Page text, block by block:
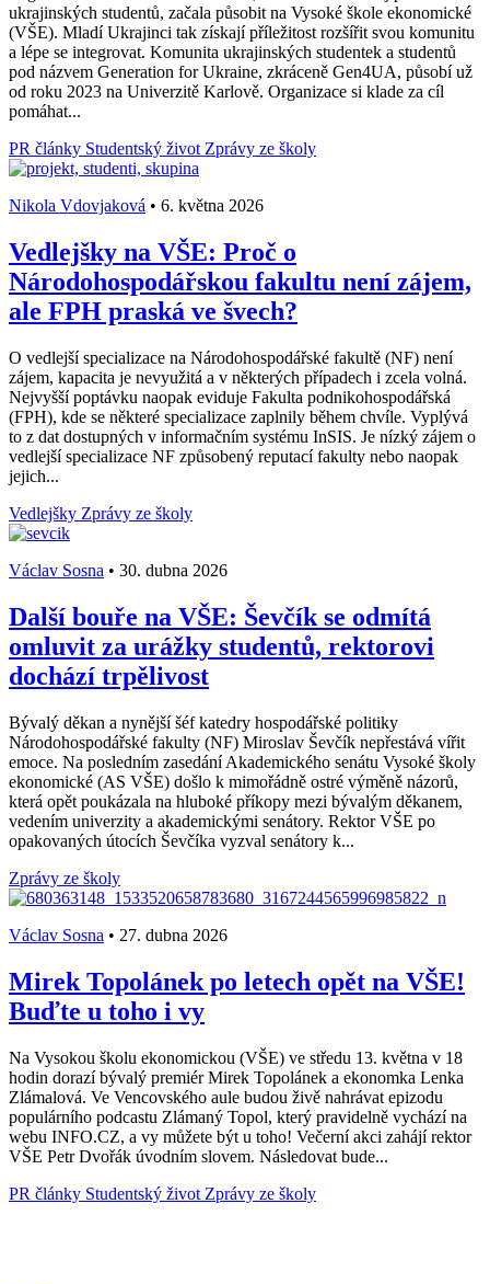
ukrajinských studentů, začala působit na Vysoké škole ekonomické
(VŠE). Mladí Ukrajinci tak získají příležitost rozšířit svou komunitu
a lépe se integrovat. Komunita ukrajinských studentek a studentů
pod názvem Generation for Ukraine, zkráceně Gen4UA, působí už
od roku 2023 na Univerzitě Karlově. Organizace si klade za cíl
pomáhat...
PR články Studentský život Zprávy ze školy
Nikola Vdovjaková • 6. května 2026
Vedlejšky na VŠE: Proč o
Národohospodářskou fakultu není zájem,
ale FPH praská ve švech?
O vedlejší specializace na Národohospodářské fakultě (NF) není
zájem, kapacita je nevyužitá a v některých případech i zcela volná.
Nejvyšší poptávku naopak eviduje Fakulta podnikohospodářská
(FPH), kde se některé specializace zaplnily během chvíle. Vyplývá
to z dat dostupných v informačním systému InSIS. Je nízký zájem o
vedlejší specializace NF způsobený reputací fakulty nebo naopak
jejich...
Vedlejšky Zprávy ze školy
Václav Sosna • 30. dubna 2026
Další bouře na VŠE: Ševčík se odmítá
omluvit za urážky studentů, rektorovi
dochází trpělivost
Bývalý děkan a nynější šéf katedry hospodářské politiky
Národohospodářské fakulty (NF) Miroslav Ševčík nepřestává vířit
emoce. Na posledním zasedání Akademického senátu Vysoké školy
ekonomické (AS VŠE) došlo k mimořádně ostré výměně názorů,
která opět poukázala na hluboké příkopy mezi bývalým děkanem,
vedením univerzity a akademickými senátory. Rektor VŠE po
opakovaných útocích Ševčíka vyzval senátory k...
Zprávy ze školy
Václav Sosna • 27. dubna 2026
Mirek Topolánek po letech opět na VŠE!
Buďte u toho i vy
Na Vysokou školu ekonomickou (VŠE) ve středu 13. května v 18
hodin dorazí bývalý premiér Mirek Topolánek a ekonomka Lenka
Zlámalová. Ve Vencovského aule budou živě nahrávat epizodu
populárního podcastu Zlámaný Topol, který pravidelně vychází na
webu INFO.CZ, a vy můžete být u toho! Večerní akci zahájí rektor
VŠE Petr Dvořák úvodním slovem. Následovat bude...
PR články Studentský život Zprávy ze školy